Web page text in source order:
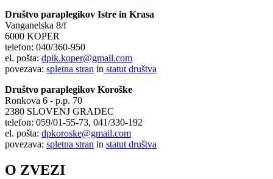
Društvo paraplegikov Istre in Krasa
Vanganelska 8/f
6000 KOPER
telefon: 040/360-950
el. pošta: dpik.koper@gmail.com
povezava: spletna stran in statut društva
Društvo paraplegikov Koroške
Ronkova 6 - p.p. 70
2380 SLOVENJ GRADEC
telefon: 059/01-55-73, 041/330-192
el. pošta: dpkoroske@gmail.com
povezava: spletna stran in statut društva
O ZVEZI